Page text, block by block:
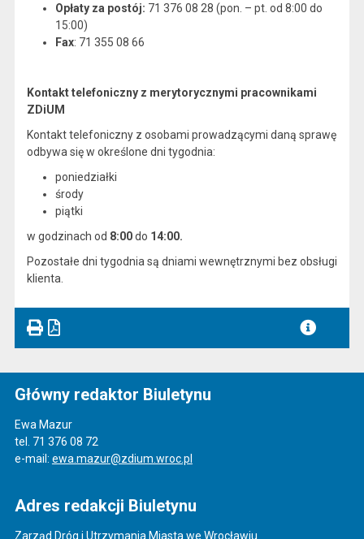
Opłaty za postój: 71 376 08 28 (pon. – pt. od 8:00 do
15:00)
Fax: 71 355 08 66
Kontakt telefoniczny z merytorycznymi pracownikami
ZDiUM
Kontakt telefoniczny z osobami prowadzącymi daną sprawę
odbywa się w określone dni tygodnia:
poniedziałki
środy
piątki
w godzinach od 8:00do 14:00.
Pozostałe dni tygodnia są dniami wewnętrznymi bez obsługi
klienta.
Główny redaktor Biuletynu
Ewa Mazur
tel. 71 376 08 72
e-mail: ewa.mazur@zdium.wroc.pl
Adres redakcji Biuletynu
Zarząd Dróg i Utrzymania Miasta we Wrocławiu